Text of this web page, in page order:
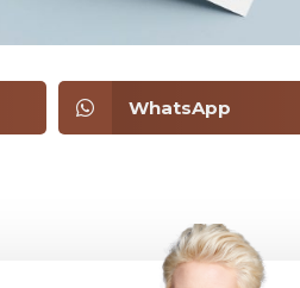
WhatsApp